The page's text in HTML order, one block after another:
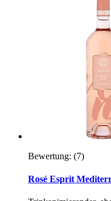
Bewertung: (7)
Rosé Esprit